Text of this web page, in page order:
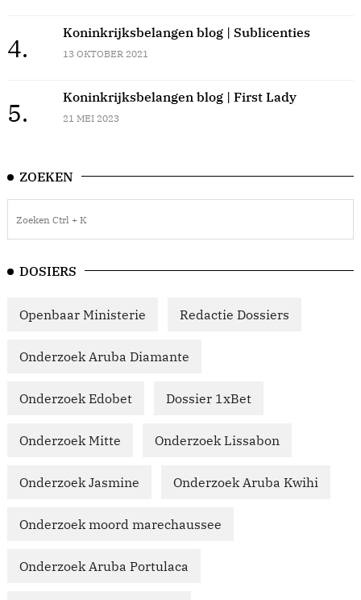
4.
Koninkrijksbelangen blog | Sublicenties
13 OKTOBER 2021
5.
Koninkrijksbelangen blog | First Lady
21 MEI 2023
ZOEKEN
DOSIERS
Openbaar Ministerie Redactie Dossiers
Onderzoek Aruba Diamante
Onderzoek Edobet Dossier 1xBet
Onderzoek Mitte Onderzoek Lissabon
Onderzoek Jasmine Onderzoek Aruba Kwihi
Onderzoek moord marechaussee
Onderzoek Aruba Portulaca